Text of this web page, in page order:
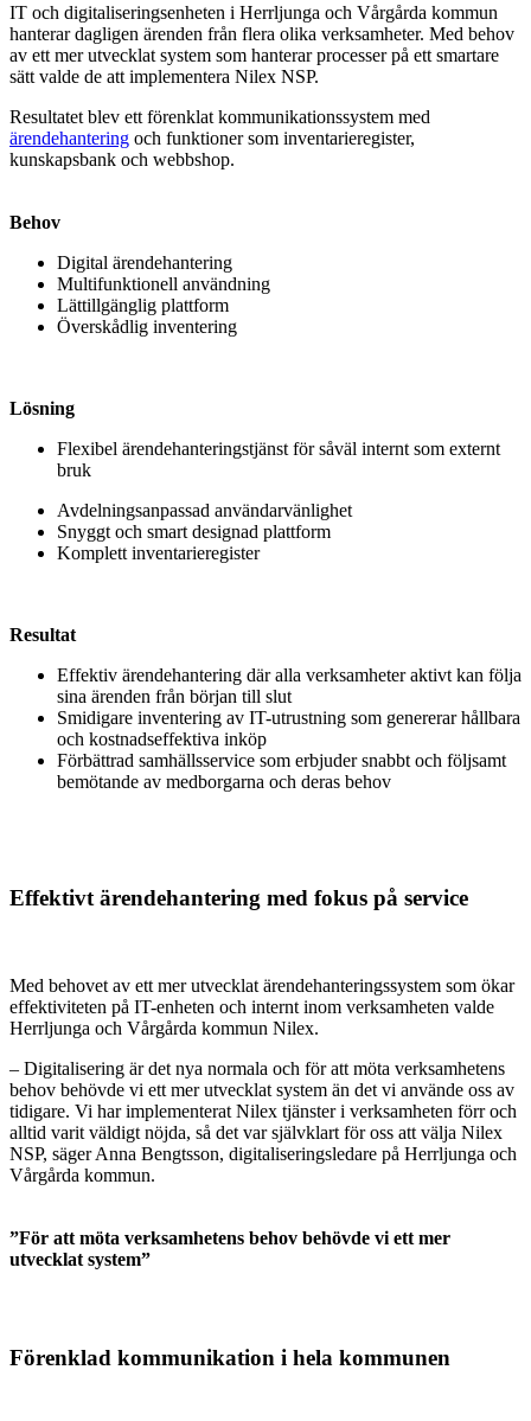
IT och digitaliseringsenheten i Herrljunga och Vårgårda kommun
hanterar dagligen ärenden från flera olika verksamheter. Med behov
av ett mer utvecklat system som hanterar processer på ett smartare
sätt valde de att implementera Nilex NSP.
Resultatet blev ett förenklat kommunikationssystem med
ärendehantering och funktioner som inventarieregister,
kunskapsbank och webbshop.
Behov
Digital ärendehantering
Multifunktionell användning
Lättillgänglig plattform
Överskådlig inventering
Lösning
Flexibel ärendehanteringstjänst för såväl internt som externt
bruk
Avdelningsanpassad användarvänlighet
Snyggt och smart designad plattform
Komplett inventarieregister
Resultat
Effektiv ärendehantering där alla verksamheter aktivt kan följa
sina ärenden från början till slut
Smidigare inventering av IT-utrustning som genererar hållbara
och kostnadseffektiva inköp
Förbättrad samhällsservice som erbjuder snabbt och följsamt
bemötande av medborgarna och deras behov
Effektivt ärendehantering med fokus på service
Med behovet av ett mer utvecklat ärendehanteringssystem som ökar
effektiviteten på IT-enheten och internt inom verksamheten valde
Herrljunga och Vårgårda kommun Nilex.
– Digitalisering är det nya normala och för att möta verksamhetens
behov behövde vi ett mer utvecklat system än det vi använde oss av
tidigare. Vi har implementerat Nilex tjänster i verksamheten förr och
alltid varit väldigt nöjda, så det var självklart för oss att välja Nilex
NSP, säger Anna Bengtsson, digitaliseringsledare på Herrljunga och
Vårgårda kommun.
”För att möta verksamhetens behov behövde vi ett mer
utvecklat system”
Förenklad kommunikation i hela kommunen